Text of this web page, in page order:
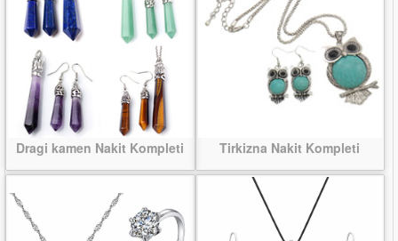
Dragi kamen Nakit Kompleti Tirkizna Nakit Kompleti